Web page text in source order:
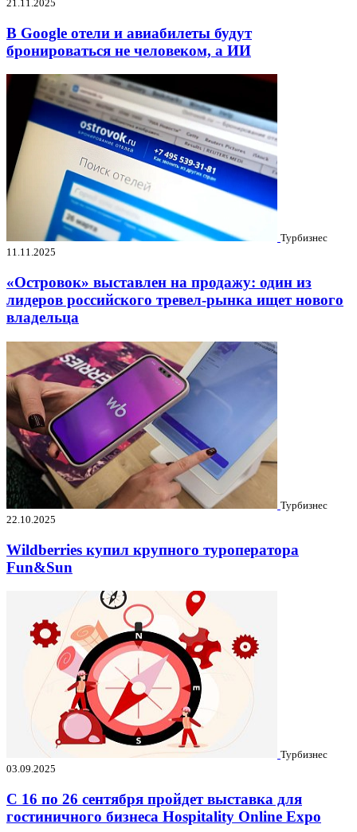
21.11.2025
В Google отели и авиабилеты будут
бронироваться не человеком, а ИИ
Турбизнес
11.11.2025
«Островок» выставлен на продажу: один из
лидеров российского тревел-рынка ищет нового
владельца
Турбизнес
22.10.2025
Wildberries купил крупного туроператора
Fun&Sun
Турбизнес
03.09.2025
C 16 по 26 сентября пройдет выставка для
гостиничного бизнеса Hospitality Online Expo